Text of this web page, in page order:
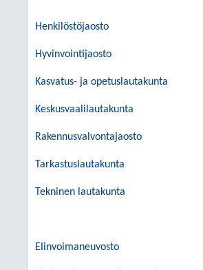
Henkilöstöjaosto
Hyvinvointijaosto
Kasvatus- ja opetuslautakunta
Keskusvaalilautakunta
Rakennusvalvontajaosto
Tarkastuslautakunta
Tekninen lautakunta
Elinvoimaneuvosto